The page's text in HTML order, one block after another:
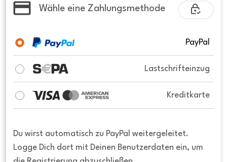
Wähle eine Zahlungsmethode
PayPal
Lastschrifteinzug
Kreditkarte
Du wirst automatisch zu PayPal weitergeleitet.
Logge Dich dort mit Deinen Benutzerdaten ein, um